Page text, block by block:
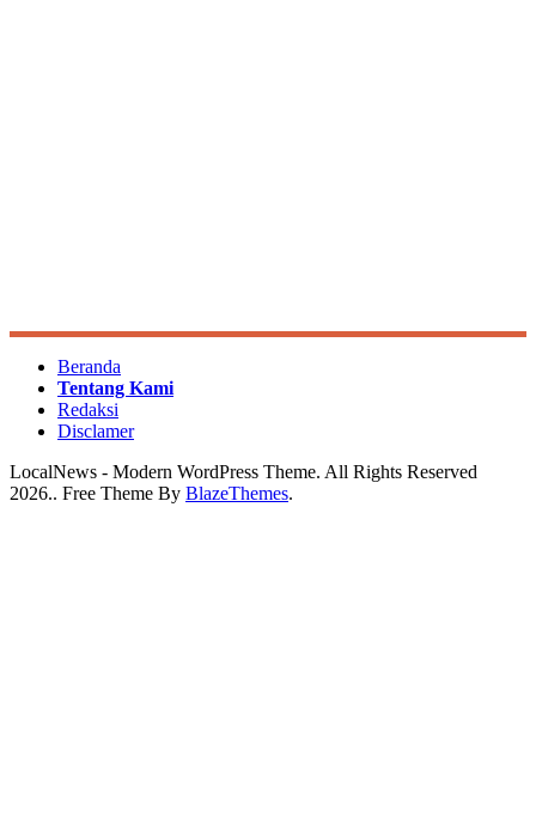
Beranda
Tentang Kami
Redaksi
Disclamer
LocalNews - Modern WordPress Theme. All Rights Reserved
2026.. Free Theme By BlazeThemes.